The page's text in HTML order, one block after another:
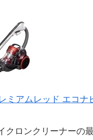
アムレッド エコ
ロンクリーナーの